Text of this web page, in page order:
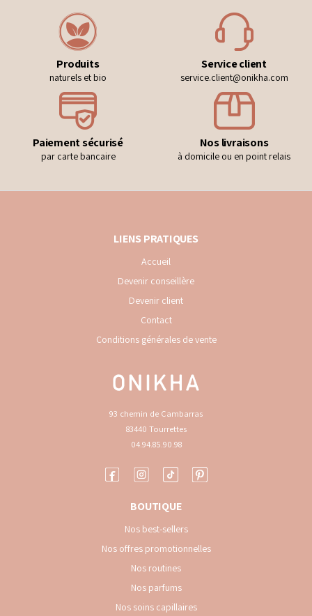
Produits
naturels et bio
Service client
service.client@onikha.com
Paiement sécurisé
par carte bancaire
Nos livraisons
à domicile ou en point relais
LIENS PRATIQUES
Accueil
Devenir conseillère
Devenir client
Contact
Conditions générales de vente
93 chemin de Cambarras
83440 Tourrettes
04.94.85.90.98
BOUTIQUE
Nos best-sellers
Nos offres promotionnelles
Nos routines
Nos parfums
Nos soins capillaires